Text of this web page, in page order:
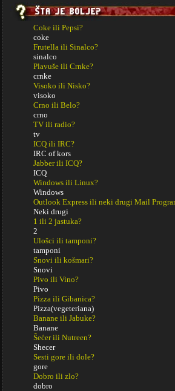
Coke ili Pepsi?
coke
Frutella ili Sinalco?
sinalco
Plavuše ili Crnke?
crnke
Visoko ili Nisko?
visoko
Crno ili Belo?
crno
TV ili radio?
tv
ICQ ili IRC?
IRC of kors
Jabber ili ICQ?
ICQ
Windows ili Linux?
Windows
Outlook Express ili neki drugi Mail
Neki drugi
1 ili 2 jastuka?
2
Ulošci ili tamponi?
tamponi
Snovi ili košmari?
Snovi
Pivo ili Vino?
Pivo
Pizza ili Gibanica?
Pizza(vegeteriana)
Banane ili Jabuke?
Banane
Šećer ili Nutreen?
Shecer
Sesti gore ili dole?
gore
Dobro ili zlo?
dobro